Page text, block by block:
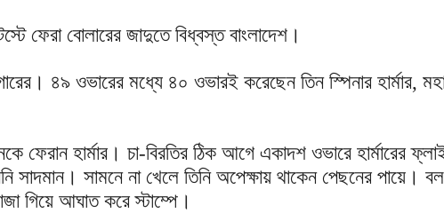
ফেরা বোলারের জাদুতে বিধ্বস্ত বাংলাদেশ।
৪৯ ওভারের মধ্যে ৪০ ওভারই করেছেন তিন স্পিনার হার্মার,
ফেরান হার্মার। চা-বিরতির ঠিক আগে একাদশ ওভারে হার্মারের
সাদমান। সামনে না খেলে তিনি অপেক্ষায় থাকেন পেছনের পায়ে।
গিয়ে আঘাত করে স্টাম্পে।